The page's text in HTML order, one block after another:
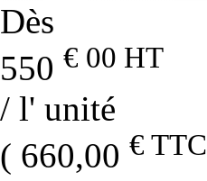
Dès
550 € 00 HT
/ l' unité
( 660,00 € TTC